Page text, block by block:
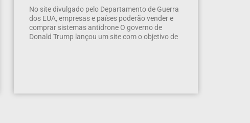
No site divulgado pelo Departamento de Guerra
dos EUA, empresas e países poderão vender e
comprar sistemas antidrone O governo de
Donald Trump lançou um site com o objetivo de